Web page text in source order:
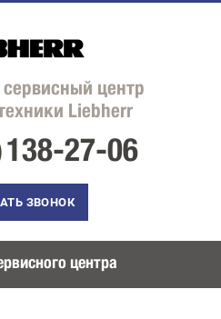
центр
Liebherr
138-27-06
ЗВОНОК
центра